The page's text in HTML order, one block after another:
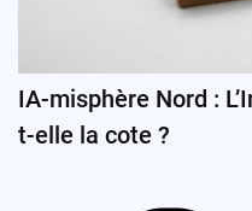
IA-misphère Nord :
t-elle la cote ?